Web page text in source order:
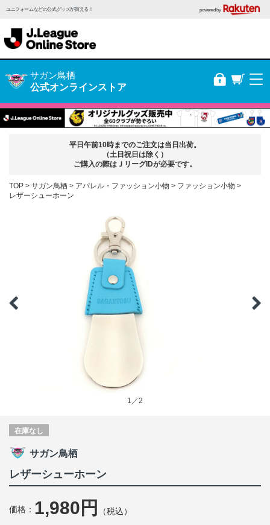
ユニフォームなどの公式グッズが買える！ powered by
サガン鳥栖
公式オンラインストア
平日午前10時までのご注文は当日出荷。
（土日祝日は除く）
ご購入の際はＪリーグIDが必要です。
TOP サガン鳥栖 アパレル・ファッション小物
ファッション小物
レザーシューホーン
1／2
在庫なし
サガン鳥栖
レザーシューホーン
価格： 1,980円 （税込）